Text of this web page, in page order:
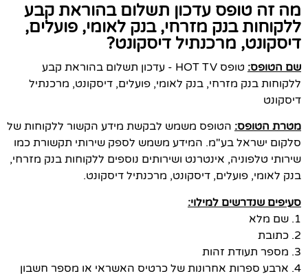
מה זה טופס עדכון תשלום בהוראת קבע
ללקוחות בנק מזרחי, בנק לאומי, פועלים,
דיסקונט, מרכנתיל דיסקונט?
שם הטופס:
טופס HOT TV - עדכון תשלום בהוראת קבע
ללקוחות בנק מזרחי, בנק לאומי, פועלים, דיסקונט, מרכנתיל
דיסקונט
מטרת הטופס: הטופס משמש לבקשת מידע הקשור ללקוחות של
סלקום ישראל בע"מ. המידע משמש לספק שירותי תקשורת כמו
שירותי טלפוניה, אינטרנט ושירותים נוספים ללקוחות בנק מזרחי,
בנק לאומי, פועלים, דיסקונט, מרכנתיל דיסקונט.
סעיפים שנדרשים למילוי:
1. שם מלא
2. כתובת
3. מספר תעודת זהות
4. ארבע ספרות אחרונות של כרטיס האשראי או מספר חשבון